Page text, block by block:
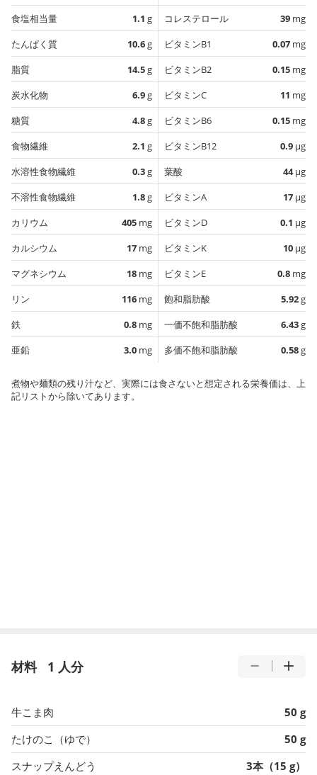
食塩相当量
1.1 g
たんぱく質
10.6g
脂質
14.5g
炭水化物
6.9g
糖質
4.8g
食物繊維
2.1 g
水溶性食物繊維
0.3g
不溶性食物繊維
1.8g
カリウム
405 mg
カルシウム
17 mg
マグネシウム
18 mg
リン
116 mg
鉄
0.8 mg
亜鉛
3.0 mg
コレステロール
39 mg
ビタミンB1
0.07 mg
ビタミンB2
0.15 mg
ビタミンC
11 mg
ビタミンB6
0.15 mg
ビタミンB12
0.9 µg
葉酸
44µg
ビタミンA
17 µg
ビタミンD
0.1 µg
ビタミンK
10 µg
ビタミンE
0.8 mg
飽和脂肪酸
5.92g
一価不飽和脂肪酸
6.43g
多価不飽和脂肪酸
0.58g
煮物や麺類の残り汁など、実際には食さないと想定される栄養価は、上
記リストから除いてあります。
材料 1 人分
牛こま肉
50 g
たけのこ（ゆで）
50 g
スナップえんどう
3本（15 g）